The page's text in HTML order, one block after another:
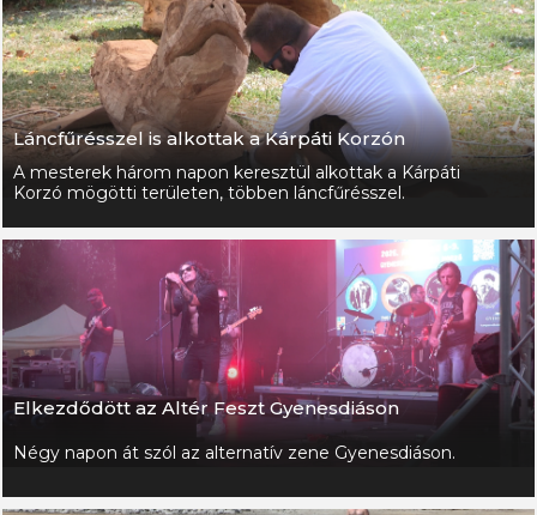
Láncfűrésszel is alkottak a Kárpáti Korzón
A mesterek három napon keresztül alkottak a Kárpáti
Korzó mögötti területen, többen láncfűrésszel.
Elkezdődött az Altér Feszt Gyenesdiáson
Négy napon át szól az alternatív zene Gyenesdiáson.